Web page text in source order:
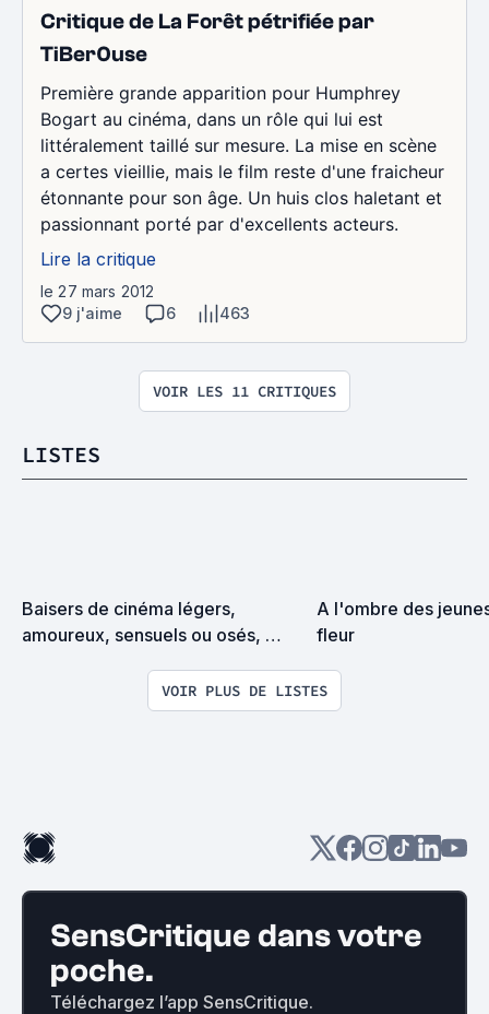
Critique de La Forêt pétrifiée par
TiBer0use
Première grande apparition pour Humphrey
Bogart au cinéma, dans un rôle qui lui est
littéralement taillé sur mesure. La mise en scène
a certes vieillie, mais le film reste d'une fraicheur
étonnante pour son âge. Un huis clos haletant et
passionnant porté par d'excellents acteurs.
Lire la critique
le 27 mars 2012
9 j'aime
6 463
VOIR LES 11 CRITIQUES
LISTES
Baisers de cinéma légers,
amoureux, sensuels ou osés,
éblouie ou chamboulée dans des
scènes plus ou moins mythiques
A l'ombre des
fleur
VOIR PLUS DE LISTES
SensCritique dans votre
poche.
Téléchargez l’app SensCritique.